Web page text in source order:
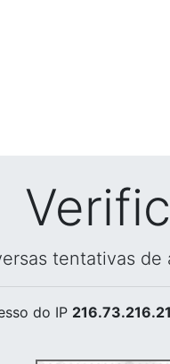
tentativas
do IP